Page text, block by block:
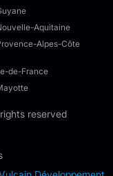
Aquitaine
Alpes-Côte
de-France
reserved